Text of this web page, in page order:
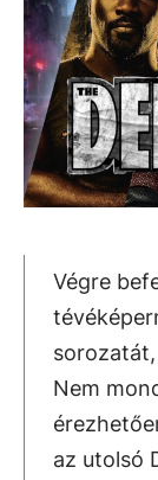
Végre
Nem
az utolsó